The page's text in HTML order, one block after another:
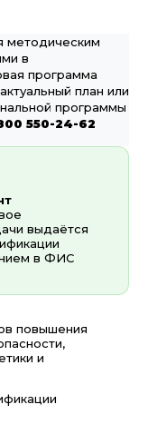
методическим
в
программа
план или
программы
550-24-62
выдаётся
в ФИС
повышения
и